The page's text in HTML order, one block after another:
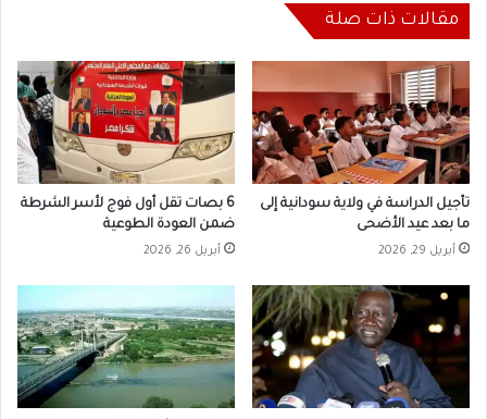
مقالات ذات صلة
تأجيل الدراسة في ولاية سودانية إلى
ما بعد عيد الأضحى
أبريل 29, 2026
6 بصات تقل أول فوج لأسر الشرطة
ضمن العودة الطوعية
أبريل 26, 2026